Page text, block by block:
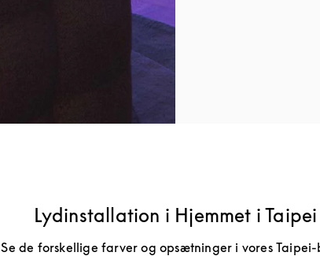
Lydinstallation i Hjemmet i Taipei
Se de forskellige farver og opsætninger i vores Taipei-